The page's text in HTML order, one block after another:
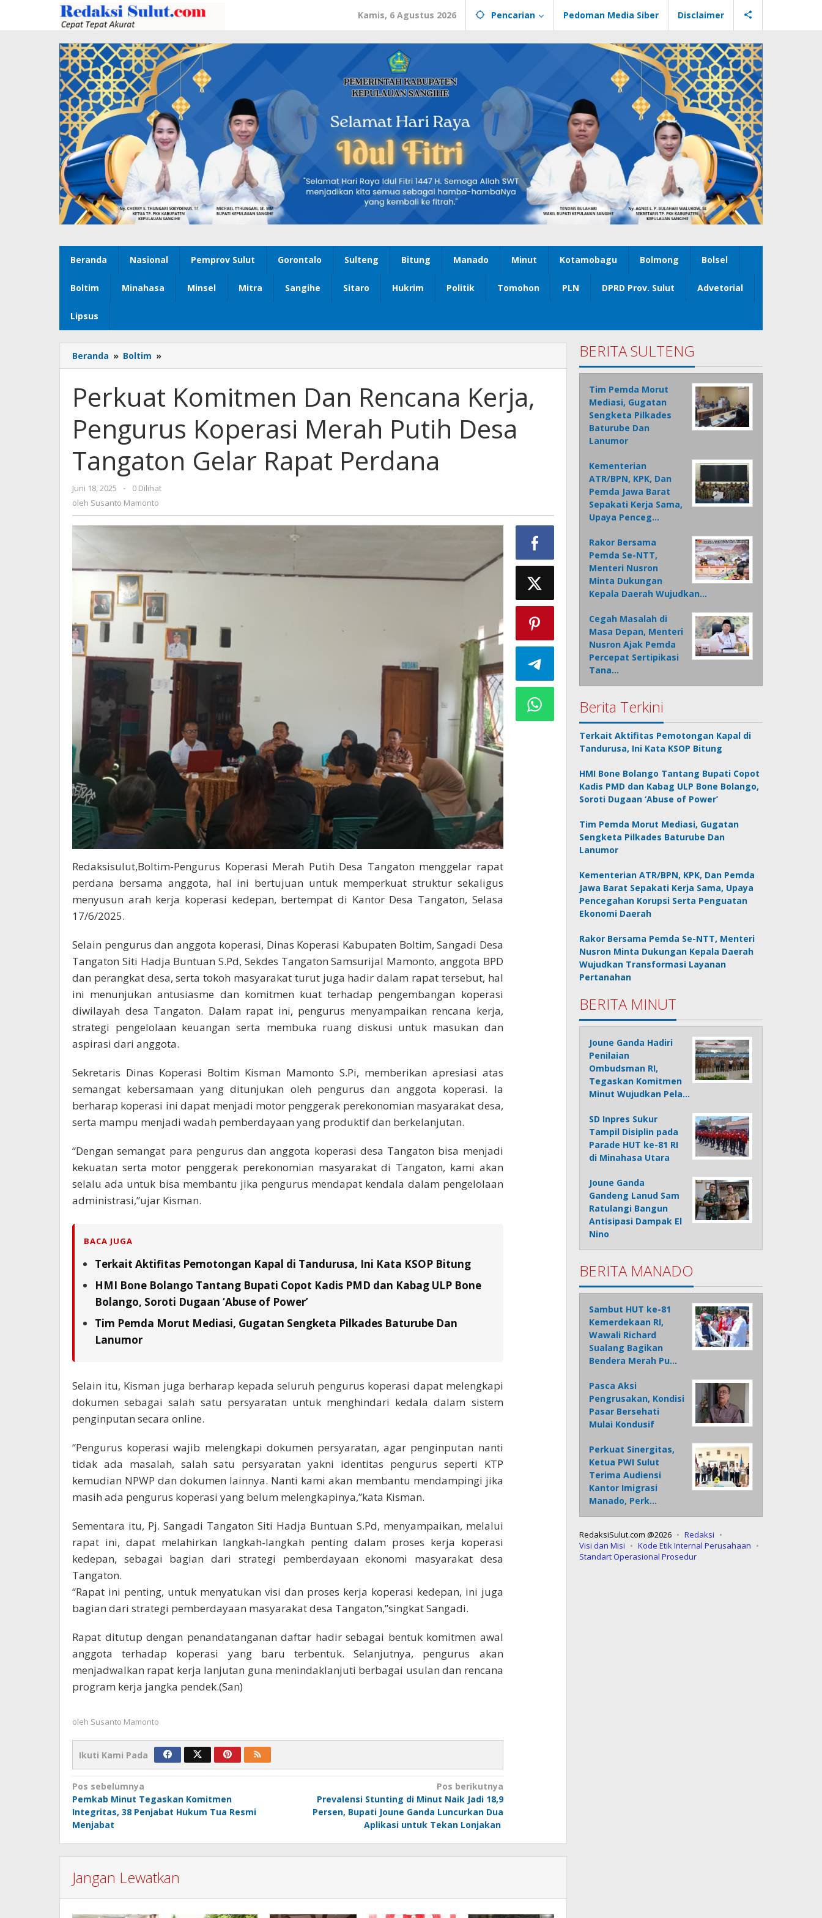
konten
Kamis, 6 Agustus 2026 Pencarian Pedoman Media Siber Disclaimer
Beranda Nasional Pemprov Sulut Gorontalo Sulteng Bitung Manado Minut Kotamobagu Bolmong Bolsel
Boltim Minahasa Minsel Mitra Sangihe Sitaro Hukrim Politik Tomohon PLN DPRD Prov. Sulut Advetorial
Lipsus
Beranda » Boltim »
Komitmen
Rencana
Kerja,
Pengurus
Koperasi
Putih
Desa
Perdana
Perkuat Komitmen Dan Rencana Kerja,
Pengurus Koperasi Merah Putih Desa
Tangaton Gelar Rapat Perdana
Juni 18, 2025
oleh
Susanto
-
0 Dilihat
oleh Susanto Mamonto
Redaksisulut,Boltim-Pengurus Koperasi Merah Putih Desa Tangaton menggelar rapat
perdana bersama anggota, hal ini bertujuan untuk memperkuat struktur sekaligus
menyusun arah kerja koperasi kedepan, bertempat di Kantor Desa Tangaton, Selasa
17/6/2025.
Selain pengurus dan anggota koperasi, Dinas Koperasi Kabupaten Boltim, Sangadi Desa
Tangaton Siti Hadja Buntuan S.Pd, Sekdes Tangaton Samsurijal Mamonto, anggota BPD
dan perangkat desa, serta tokoh masyarakat turut juga hadir dalam rapat tersebut, hal
ini menunjukan antusiasme dan komitmen kuat terhadap pengembangan koperasi
diwilayah desa Tangaton. Dalam rapat ini, pengurus menyampaikan rencana kerja,
strategi pengelolaan keuangan serta membuka ruang diskusi untuk masukan dan
aspirasi dari anggota.
Sekretaris Dinas Koperasi Boltim Kisman Mamonto S.Pi, memberikan apresiasi atas
semangat kebersamaan yang ditunjukan oleh pengurus dan anggota koperasi. Ia
berharap koperasi ini dapat menjadi motor penggerak perekonomian masyarakat desa,
serta mampu menjadi wadah pemberdayaan yang produktif dan berkelanjutan.
“Dengan semangat para pengurus dan anggota koperasi desa Tangaton bisa menjadi
kekuatan serta motor penggerak perekonomian masyarakat di Tangaton, kami akan
selalu ada untuk bisa membantu jika pengurus mendapat kendala dalam pengelolaan
administrasi,”ujar Kisman.
BACA JUGA
Terkait Aktifitas Pemotongan Kapal di Tandurusa, Ini Kata KSOP Bitung
HMI Bone Bolango Tantang Bupati Copot Kadis PMD dan Kabag ULP Bone
Bolango, Soroti Dugaan ‘Abuse of Power’
Tim Pemda Morut Mediasi, Gugatan Sengketa Pilkades Baturube Dan
Lanumor
Selain itu, Kisman juga berharap kepada seluruh pengurus koperasi dapat melengkapi
dokumen sebagai salah satu persyaratan untuk menghindari kedala dalam sistem
penginputan secara online.
“Pengurus koperasi wajib melengkapi dokumen persyaratan, agar penginputan nanti
tidak ada masalah, salah satu persyaratan yakni identitas pengurus seperti KTP
kemudian NPWP dan dokumen lainnya. Nanti kami akan membantu mendampingi jika
masih ada pengurus koperasi yang belum melengkapinya,”kata Kisman.
Sementara itu, Pj. Sangadi Tangaton Siti Hadja Buntuan S.Pd, menyampaikan, melalui
rapat ini, dapat melahirkan langkah-langkah penting dalam proses kerja koperasi
kedepan, sebagai bagian dari strategi pemberdayaan ekonomi masyarakat desa
Tangaton.
“Rapat ini penting, untuk menyatukan visi dan proses kerja koperasi kedepan, ini juga
bagian dari strategi pemberdayaan masyarakat desa Tangaton,”singkat Sangadi.
Rapat ditutup dengan penandatanganan daftar hadir sebagai bentuk komitmen awal
anggota terhadap koperasi yang baru terbentuk. Selanjutnya, pengurus akan
menjadwalkan rapat kerja lanjutan guna menindaklanjuti berbagai usulan dan rencana
program kerja jangka pendek.(San)
oleh Susanto Mamonto
Ikuti Kami Pada
Navigasi
pos
Pos sebelumnya
Pemkab Minut Tegaskan Komitmen
Integritas, 38 Penjabat Hukum Tua Resmi
Menjabat
Pos berikutnya
Prevalensi Stunting di Minut Naik Jadi 18,9
Persen, Bupati Joune Ganda Luncurkan Dua
Aplikasi untuk Tekan Lonjakan
Jangan Lewatkan
BERITA SULTENG
Tim Pemda Morut
Mediasi, Gugatan
Sengketa Pilkades
Baturube Dan
Lanumor
Kementerian
ATR/BPN, KPK, Dan
Pemda Jawa Barat
Sepakati Kerja Sama,
Upaya Penceg…
Rakor Bersama
Pemda Se-NTT,
Menteri Nusron
Minta Dukungan
Kepala Daerah Wujudkan…
Cegah Masalah di
Masa Depan, Menteri
Nusron Ajak Pemda
Percepat Sertipikasi
Tana…
Berita Terkini
Terkait Aktifitas Pemotongan Kapal di
Tandurusa, Ini Kata KSOP Bitung
HMI Bone Bolango Tantang Bupati Copot
Kadis PMD dan Kabag ULP Bone Bolango,
Soroti Dugaan ‘Abuse of Power’
Tim Pemda Morut Mediasi, Gugatan
Sengketa Pilkades Baturube Dan
Lanumor
Kementerian ATR/BPN, KPK, Dan Pemda
Jawa Barat Sepakati Kerja Sama, Upaya
Pencegahan Korupsi Serta Penguatan
Ekonomi Daerah
Rakor Bersama Pemda Se-NTT, Menteri
Nusron Minta Dukungan Kepala Daerah
Wujudkan Transformasi Layanan
Pertanahan
BERITA MINUT
Joune Ganda Hadiri
Penilaian
Ombudsman RI,
Tegaskan Komitmen
Minut Wujudkan Pela…
SD Inpres Sukur
Tampil Disiplin pada
Parade HUT ke-81 RI
di Minahasa Utara
Joune Ganda
Gandeng Lanud Sam
Ratulangi Bangun
Antisipasi Dampak El
Nino
BERITA MANADO
Sambut HUT ke-81
Kemerdekaan RI,
Wawali Richard
Sualang Bagikan
Bendera Merah Pu…
Pasca Aksi
Pengrusakan, Kondisi
Pasar Bersehati
Mulai Kondusif
Perkuat Sinergitas,
Ketua PWI Sulut
Terima Audiensi
Kantor Imigrasi
Manado, Perk…
RedaksiSulut.com @2026
Redaksi
Visi dan Misi
Kode Etik Internal Perusahaan
Standart Operasional Prosedur